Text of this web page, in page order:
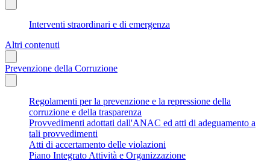
Interventi straordinari e di emergenza
Altri contenuti
Prevenzione della Corruzione
Regolamenti per la prevenzione e la repressione della
corruzione e della trasparenza
Provvedimenti adottati dall'ANAC ed atti di adeguamento a
tali provvedimenti
Atti di accertamento delle violazioni
Piano Integrato Attività e Organizzazione